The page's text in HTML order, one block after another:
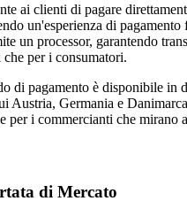
ai clienti di pagare
un'esperienza di pagamento
un processor, garantendo
per i consumatori.
di pagamento è disponibile in
Austria, Germania e
per i commercianti che mirano
di Mercato